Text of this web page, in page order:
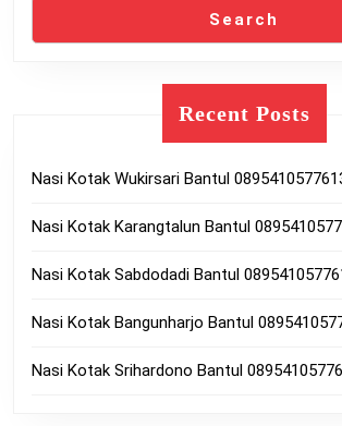
Search
Recent Posts
Nasi Kotak Wukirsari Bantul
Nasi Kotak Karangtalun Bantul
Nasi Kotak Sabdodadi Bantul
Nasi Kotak Bangunharjo Bantul
Nasi Kotak Srihardono Bantul